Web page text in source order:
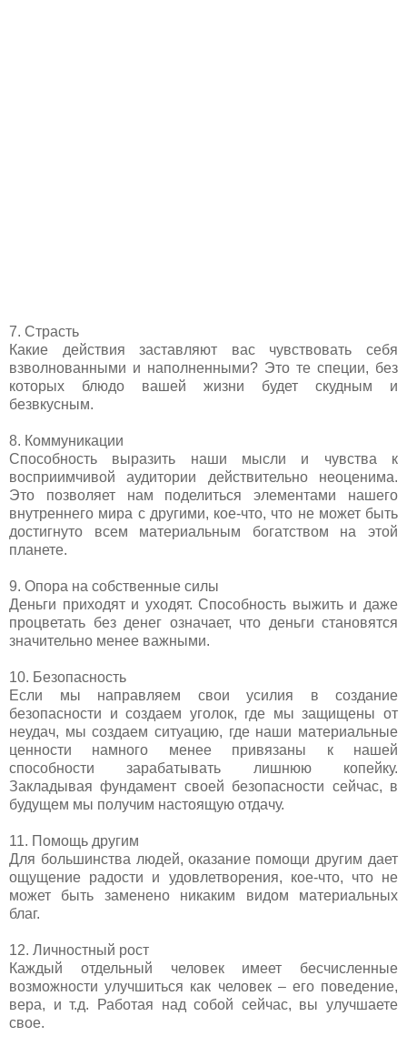
7. Страсть
Какие действия заставляют вас чувствовать себя
взволнованными и наполненными? Это те специи, без
которых блюдо вашей жизни будет скудным и
безвкусным.
8. Коммуникации
Способность выразить наши мысли и чувства к
восприимчивой аудитории действительно неоценима.
Это позволяет нам поделиться элементами нашего
внутреннего мира с другими, кое-что, что не может быть
достигнуто всем материальным богатством на этой
планете.
9. Опора на собственные силы
Деньги приходят и уходят. Способность выжить и даже
процветать без денег означает, что деньги становятся
значительно менее важными.
10. Безопасность
Если мы направляем свои усилия в создание
безопасности и создаем уголок, где мы защищены от
неудач, мы создаем ситуацию, где наши материальные
ценности намного менее привязаны к нашей
способности зарабатывать лишнюю копейку.
Закладывая фундамент своей безопасности сейчас, в
будущем мы получим настоящую отдачу.
11. Помощь другим
Для большинства людей, оказание помощи другим дает
ощущение радости и удовлетворения, кое-что, что не
может быть заменено никаким видом материальных
благ.
12. Личностный рост
Каждый отдельный человек имеет бесчисленные
возможности улучшиться как человек – его поведение,
вера, и т.д. Работая над собой сейчас, вы улучшаете
свое.